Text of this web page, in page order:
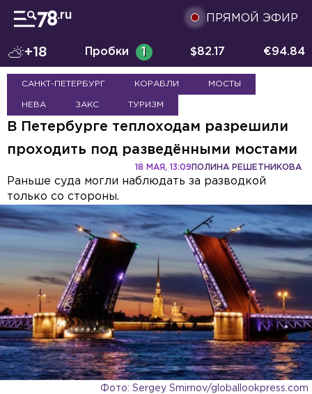
ПРЯМОЙ ЭФИР
+18 Пробки 1 $82.17 €94.84
САНКТ-ПЕТЕРБУРГ КОРАБЛИ МОСТЫ
НЕВА ЗАКС ТУРИЗМ
В Петербурге теплоходам разрешили
проходить под разведёнными мостами
ПОЛИНА РЕШЕТНИКОВА
18 МАЯ, 13:09
Раньше суда могли наблюдать за разводкой
только со стороны.
Фото: Sergey Smirnov/globallookpress.com